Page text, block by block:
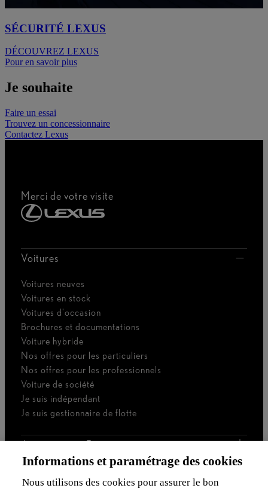
SÉCURITÉ LEXUS
DÉCOUVREZ LEXUS
Pour en savoir plus
Je souhaite
Faire un essai
Trouvez un concessionnaire
Contactez Lexus
Merci de votre visite
Voitures
Voitures neuves
Voitures en stock
Voitures d'occasion
Brochures et documentations
Voiture hybride
Nos offres pour les particuliers
Nos offres pour les professionnels
Voiture de société
Je suis indépendant
Je suis gestionnaire de flotte
Assurances & Financement
Informations et paramétrage des cookies
Nous utilisons des cookies pour assurer le bon